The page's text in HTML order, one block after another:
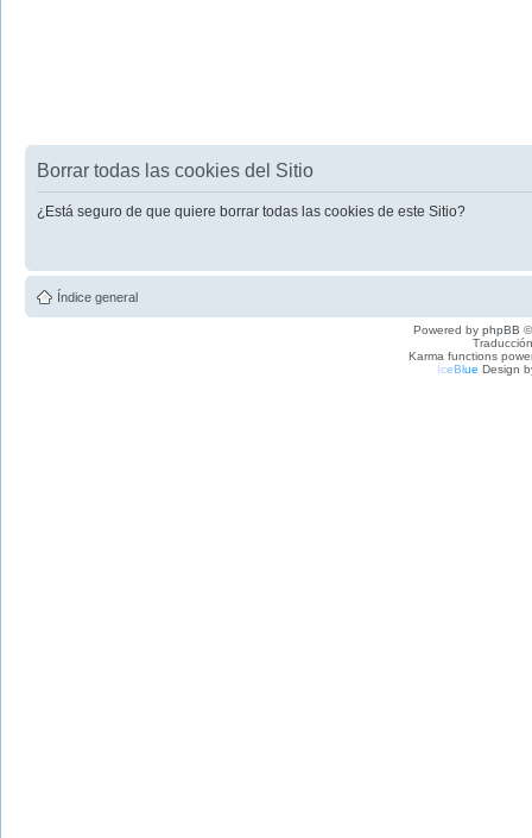
Borrar todas las cookies del Sitio
¿Está seguro de que quiere borrar todas las cookies de este Sitio?
Índice general
Powered by phpBB
Karma functions
IceBlue Design